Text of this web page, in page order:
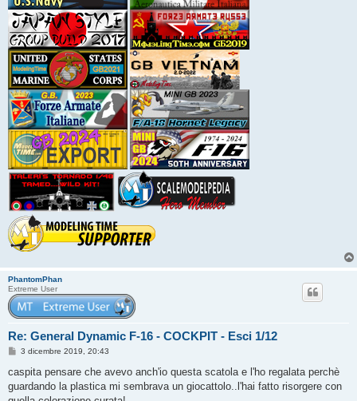
PhantomPhan
Extreme User
Re: General Dynamic F-16 - COCKPIT - Esci 1/12
M
s
a
g
3 dicembre 2019, 20:43
caspita pensare che avevo anch'io questa scatola e l'ho regalata perchè
guardando la plastica mi sembrava un giocattolo..l'hai fatto risorgere con